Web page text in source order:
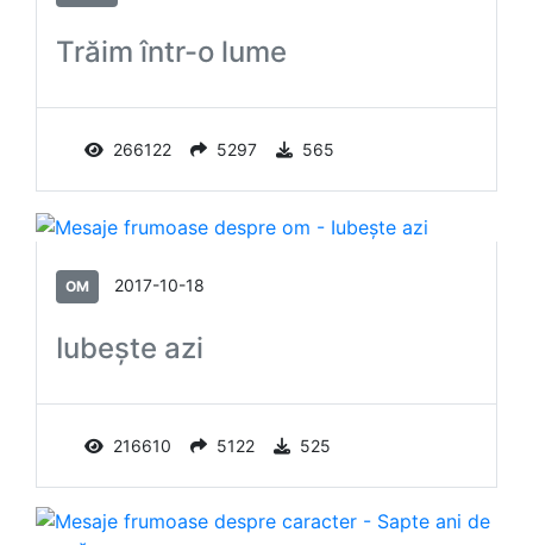
Trăim într-o lume
266122 5297 565
OM 2017-10-18
Iubeşte azi
216610 5122 525